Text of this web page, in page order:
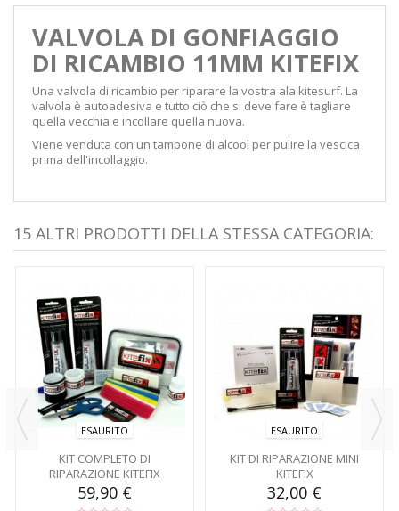
VALVOLA DI GONFIAGGIO
DI RICAMBIO 11MM KITEFIX
Una valvola di ricambio per riparare la vostra ala kitesurf. La
valvola è autoadesiva e tutto ciò che si deve fare è tagliare
quella vecchia e incollare quella nuova.
Viene venduta con un tampone di alcool per pulire la vescica
prima dell'incollaggio.
15 ALTRI PRODOTTI DELLA STESSA CATEGORIA:
ESAURITO
KIT COMPLETO DI
RIPARAZIONE KITEFIX
59,90 €
ESAURITO
KIT DI RIPARAZIONE MINI
KITEFIX
32,00 €